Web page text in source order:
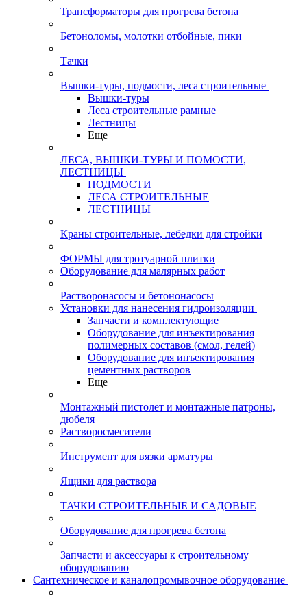
Трансформаторы для прогрева бетона
Бетоноломы, молотки отбойные, пики
Тачки
Вышки-туры, подмости, леса строительные
Вышки-туры
Леса строительные рамные
Лестницы
Еще
ЛЕСА, ВЫШКИ-ТУРЫ И ПОМОСТИ,
ЛЕСТНИЦЫ
ПОДМОСТИ
ЛЕСА СТРОИТЕЛЬНЫЕ
ЛЕСТНИЦЫ
Краны строительные, лебедки для стройки
ФОРМЫ для тротуарной плитки
Оборудование для малярных работ
Растворонасосы и бетононасосы
Установки для нанесения гидроизоляции
Запчасти и комплектующие
Оборудование для инъектирования
полимерных составов (смол, гелей)
Оборудование для инъектирования
цементных растворов
Еще
Монтажный пистолет и монтажные патроны,
дюбеля
Растворосмесители
Инструмент для вязки арматуры
Ящики для раствора
ТАЧКИ СТРОИТЕЛЬНЫЕ И САДОВЫЕ
Оборудование для прогрева бетона
Запчасти и аксессуары к строительному
оборудованию
Сантехническое и каналопромывочное оборудование